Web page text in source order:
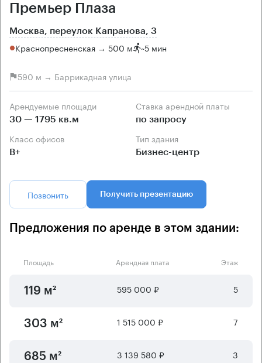
Премьер Плаза
Москва, переулок Капранова, 3
Краснопресненская → 500 м ~5 мин
590 м → Баррикадная улица
Арендуемые площади
30 — 1795 кв.м
Ставка арендной платы
по запросу
Класс офисов
B+
Тип здания
Бизнес-центр
Позвонить Получить презентацию
Предложения по аренде в этом здании:
Площадь Арендная плата Этаж
119 м² 595 000 ₽ 5
303 м² 1 515 000 ₽ 7
685 м² 3 139 580 ₽ 3